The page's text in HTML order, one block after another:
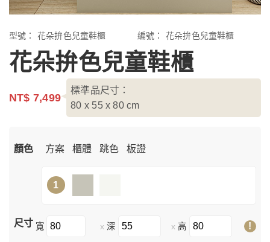
型號： 花朵拚色兒童鞋櫃 編號： 花朵拚色兒童鞋櫃
花朵拚色兒童鞋櫃
NT$ 7,499
標準品尺寸：
80 x 55 x 80cm
顏色 方案 櫃體 跳色 板證
1
尺寸 寬 x 深 x 高 !